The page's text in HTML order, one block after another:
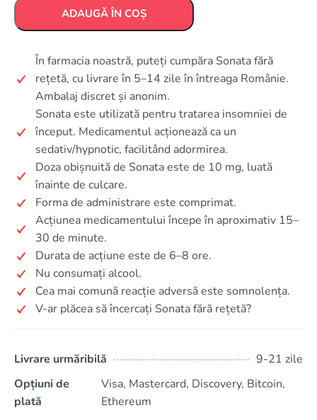
ADAUGĂ ÎN COȘ
În farmacia noastră, puteți cumpăra Sonata fără
rețetă, cu livrare în 5–14 zile în întreaga Românie.
Ambalaj discret și anonim.
Sonata este utilizată pentru tratarea insomniei de
început. Medicamentul acționează ca un
sedativ/hypnotic, facilitând adormirea.
Doza obișnuită de Sonata este de 10 mg, luată
înainte de culcare.
Forma de administrare este comprimat.
Acțiunea medicamentului începe în aproximativ 15–
30 de minute.
Durata de acțiune este de 6–8 ore.
Nu consumați alcool.
Cea mai comună reacție adversă este somnolența.
V-ar plăcea să încercați Sonata fără rețetă?
Livrare urmăribilă
9-21 zile
Opțiuni de
plată
Visa, Mastercard, Discovery, Bitcoin,
Ethereum